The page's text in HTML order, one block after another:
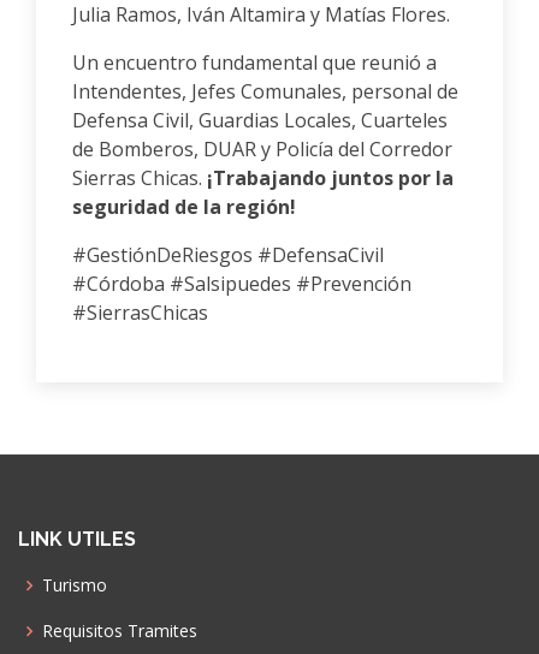
Julia Ramos, Iván Altamira y Matías Flores.
Un encuentro fundamental que reunió a
Intendentes, Jefes Comunales, personal de
Defensa Civil, Guardias Locales, Cuarteles
de Bomberos, DUAR y Policía del Corredor
Sierras Chicas. ¡Trabajando juntos por la
seguridad de la región!
#GestiónDeRiesgos #DefensaCivil
#Córdoba #Salsipuedes #Prevención
#SierrasChicas
LINK UTILES
Turismo
Requisitos Tramites